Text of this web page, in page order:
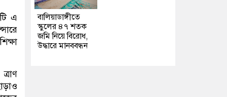
এ
বালিয়াডাঙ্গীতে
স্কুলের ৪৭ শতক
জমি নিয়ে বিরোধ,
উদ্ধারে মানববন্ধন